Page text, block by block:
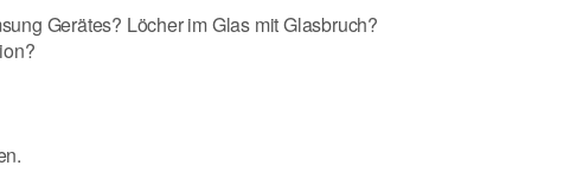
Gerätes? Löcher im Glas mit Glasbruch?